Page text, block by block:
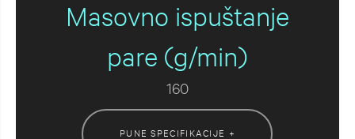
Masovno ispuštanje
pare (g/min)
160
PUNE SPECIFIKACIJE +